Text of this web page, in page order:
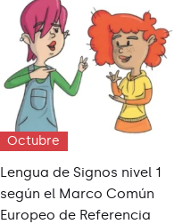
Octubre
Lengua de Signos nivel 1
según el Marco Común
Europeo de Referencia